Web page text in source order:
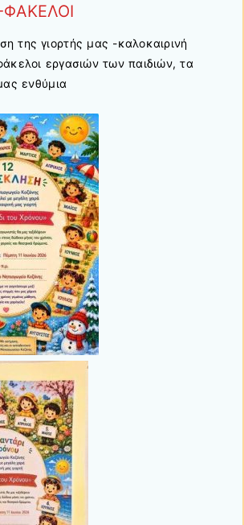
της γιορτής μας -καλοκαιρινή
εργασιών των παιδιών, τα
ενθύμια